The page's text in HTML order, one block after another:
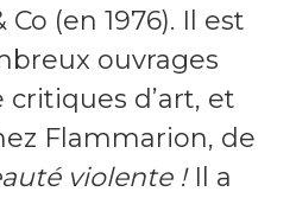
(en 1976). Il est
ouvrages
d’art, et
Flammarion, de
violente ! Il a